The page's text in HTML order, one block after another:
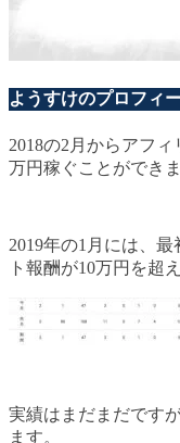
ようすけのプロフィ
2018の2月からアフ
万円稼ぐことができま
2019年の1月には、
ト報酬が10万円を超
実績はまだまだです
ます。